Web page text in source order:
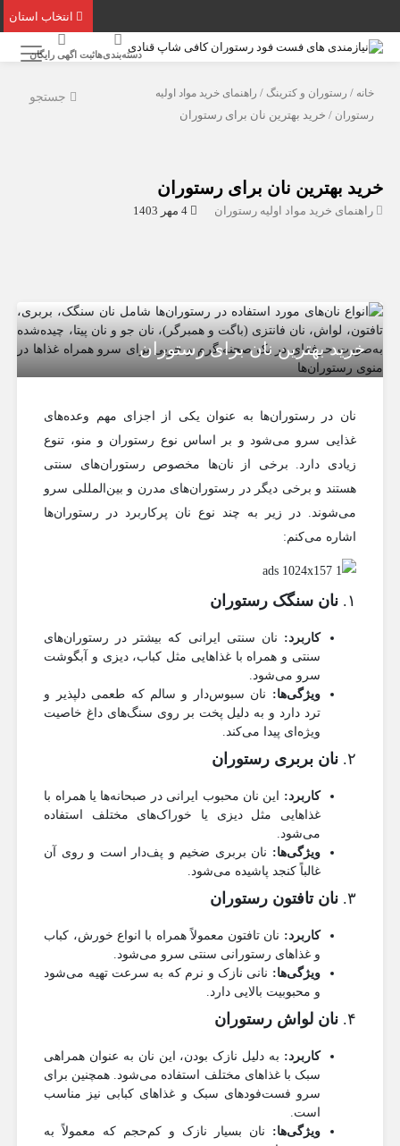
انتخاب استان
دسته‌بندی‌هاثبت اگهی رایگان
جستجو خانه/رستوران و کترینگ/راهنمای خرید مواد اولیه
رستوران/ خرید بهترین نان برای رستوران‌
خرید بهترین نان برای رستوران‌
راهنمای خرید مواد اولیه رستوران 4 مهر 1403
خرید بهترین نان برای رستوران‌
نان در رستوران‌ها به عنوان یکی از اجزای مهم وعده‌های
غذایی سرو می‌شود و بر اساس نوع رستوران و منو، تنوع
زیادی دارد. برخی از نان‌ها مخصوص رستوران‌های سنتی
هستند و برخی دیگر در رستوران‌های مدرن و بین‌المللی سرو
می‌شوند. در زیر به چند نوع نان پرکاربرد در رستوران‌ها
اشاره می‌کنم:
۱. نان سنگک رستوران
کاربرد:نان سنتی ایرانی که بیشتر در رستوران‌های
سنتی و همراه با غذاهایی مثل کباب، دیزی و آبگوشت
سرو می‌شود.
ویژگی‌ها:نان سبوس‌دار و سالم که طعمی دلپذیر و
ترد دارد و به دلیل پخت بر روی سنگ‌های داغ خاصیت
ویژه‌ای پیدا می‌کند.
۲. نان بربری رستوران
کاربرد:این نان محبوب ایرانی در صبحانه‌ها یا همراه با
غذاهایی مثل دیزی یا خوراک‌های مختلف استفاده
می‌شود.
ویژگی‌ها:نان بربری ضخیم و پف‌دار است و روی آن
غالباً کنجد پاشیده می‌شود.
۳. نان تافتون رستوران
کاربرد:نان تافتون معمولاً همراه با انواع خورش، کباب
و غذاهای رستورانی سنتی سرو می‌شود.
ویژگی‌ها:نانی نازک و نرم که به سرعت تهیه می‌شود
و محبوبیت بالایی دارد.
۴. نان لواش رستوران
کاربرد:به دلیل نازک بودن، این نان به عنوان همراهی
سبک با غذاهای مختلف استفاده می‌شود. همچنین برای
سرو فست‌فودهای سبک و غذاهای کبابی نیز مناسب
است.
ویژگی‌ها:نان بسیار نازک و کم‌حجم که معمولاً به